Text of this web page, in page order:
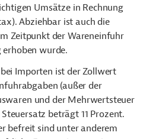
Umsätze in Rechnung
Abziehbar ist auch die
Zeitpunkt der Wareneinfuhr
wurde.
Importen ist der Zollwert
(außer der
und der Mehrwertsteuer
beträgt 11 Prozent.
befreit sind unter anderem